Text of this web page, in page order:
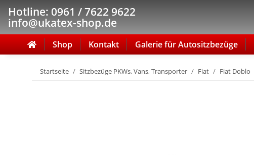
Hotline: 0961 / 7622 9622
info@ukatex-shop.de
Shop Kontakt Galerie für Autositzbezüge
Startseite Sitzbezüge PKWs, Vans, Transporter Fiat Fiat Doblo